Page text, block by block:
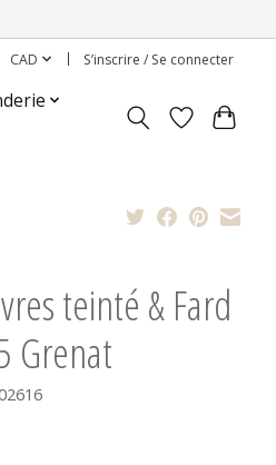
CAD S’inscrire / Se connecter
teinté & Fard
Grenat